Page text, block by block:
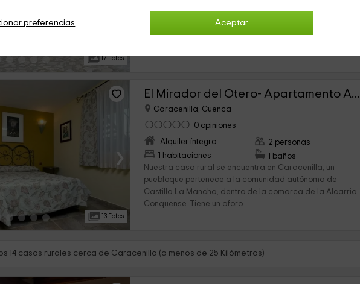
Aceptar
preferencias
17 Fotos
Nuestra casa rural se halla ubicada en Caracenilla, un
consistorio correspondiente a la comunidad autónoma
de Castilla La Mancha. Con un volumen para 6 personas,
›
13 Fotos
El Mirador del Otero- Apartamento Azafrán
Caracenilla, Cuenca
0 opiniones
Alquiler íntegro
1 habitaciones
2 personas
1 baños
Nuestra casa rural se encuentra en Caracenilla, un
puebloque pertenece a la comunidad autónoma de
Castilla La Mancha, dentro de la comarca de la Alcarria
Conquense. Tiene un aforo...
14 casas rurales cerca de Caracenilla (a menos de 25 Kilómetros)